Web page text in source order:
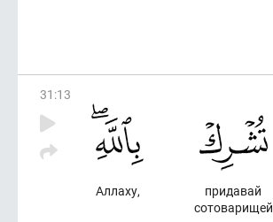
31 :13
придавай
сотоварищей
Аллаху,